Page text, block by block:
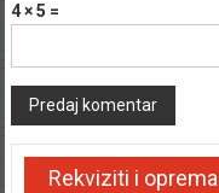
4 × 5 =
Rekviziti i oprema